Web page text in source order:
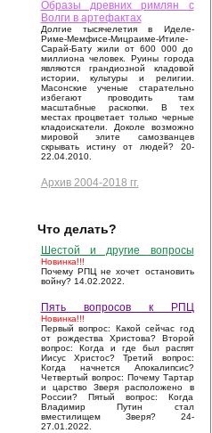
Образы древних римлян с
Волги в артефактах
Долгие тысячелетия в Иделе-
Риме-Мемфисе-Мицраиме-Итиле-
Сарай-Бату жили от 600 000 до
миллиона человек. Руины города
являются грандиозной кладовой
истории, культуры и религии.
Масонские ученые старательно
избегают проводить там
масштабные раскопки. В тех
местах процветает только черные
кладоискатели. Доколе возможно
мировой элите самозванцев
скрывать истину от людей? 20-
22.04.2010.
Архив 2004-2018 гг.
Что делать?
Шестой и другие вопросы
Новинка!!!
Почему РПЦ не хочет остановить
войну? 14.02.2022.
Пять вопросов к РПЦ
Новинка!!!
Первый вопрос: Какой сейчас год
от рождества Христова? Второй
вопрос: Когда и где был распят
Иисус Христос? Третий вопрос:
Когда начнется Апокалипсис?
Четвертый вопрос: Почему Тартар
и царство Зверя расположено в
России? Пятый вопрос: Когда
Владимир Путин стал
вместилищем Зверя? 24-
27.01.2022.